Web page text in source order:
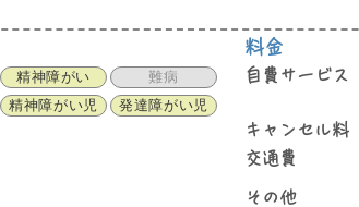
精神障がい
難病
精神障がい児 発達障がい児
料金
自費サービス
キャンセル料
交通費
その他